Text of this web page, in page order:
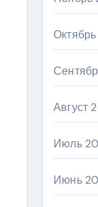
Август
Июль
Июнь